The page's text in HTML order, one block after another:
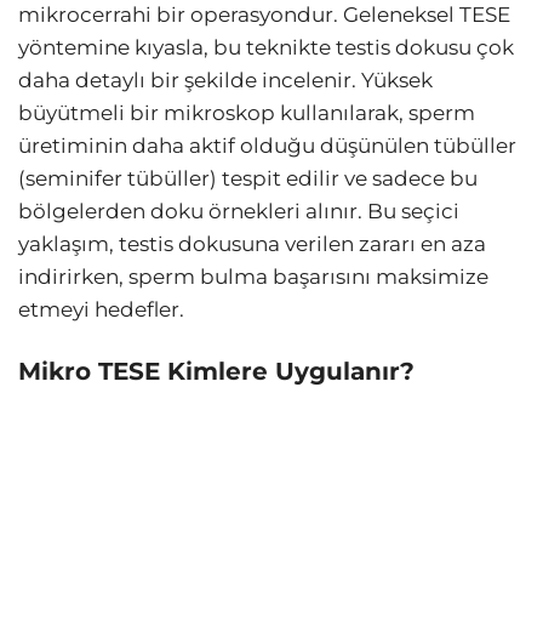
mikrocerrahi bir operasyondur. Geleneksel TESE
yöntemine kıyasla, bu teknikte testis dokusu çok
daha detaylı bir şekilde incelenir. Yüksek
büyütmeli bir mikroskop kullanılarak, sperm
üretiminin daha aktif olduğu düşünülen tübüller
(seminifer tübüller) tespit edilir ve sadece bu
bölgelerden doku örnekleri alınır. Bu seçici
yaklaşım, testis dokusuna verilen zararı en aza
indirirken, sperm bulma başarısını maksimize
etmeyi hedefler.
Mikro TESE Kimlere Uygulanır?